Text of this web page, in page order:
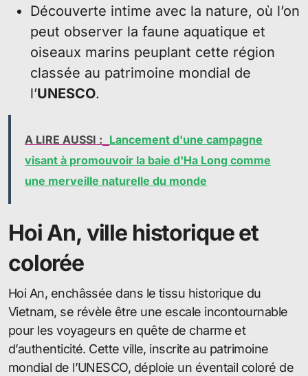
Découverte intime avec la nature, où l’on
peut observer la faune aquatique et
oiseaux marins peuplant cette région
classée au patrimoine mondial de
l’UNESCO.
A LIRE AUSSI : Lancement d'une campagne
visant à promouvoir la baie d'Ha Long comme
une merveille naturelle du monde
Hoi An, ville historique et
colorée
Hoi An, enchâssée dans le tissu historique du
Vietnam, se révèle être une escale incontournable
pour les voyageurs en quête de charme et
d’authenticité. Cette ville, inscrite au patrimoine
mondial de l’UNESCO, déploie un éventail coloré de